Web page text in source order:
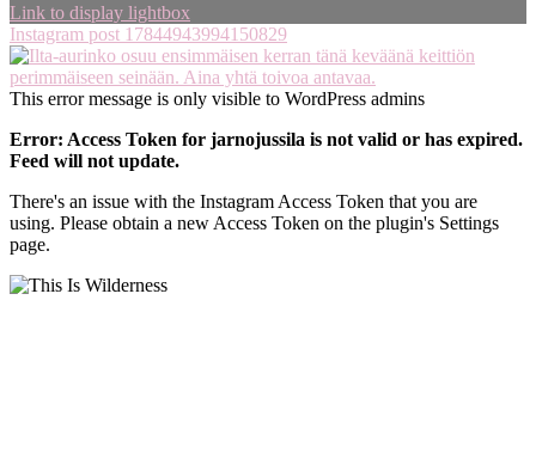
Link to display lightbox
Instagram post 17844943994150829
This error message is only visible to WordPress admins
Error: Access Token for jarnojussila is not valid or has expired.
Feed will not update.
There's an issue with the Instagram Access Token that you are
using. Please obtain a new Access Token on the plugin's Settings
page.